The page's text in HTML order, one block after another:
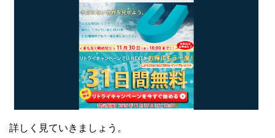
詳しく見ていきましょう。